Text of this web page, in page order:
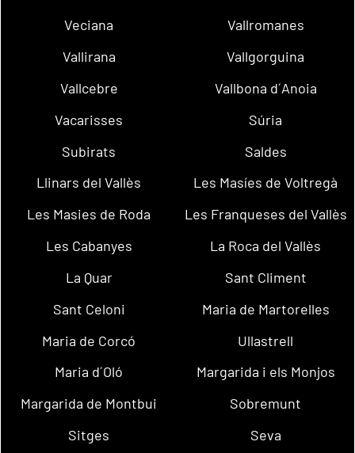
Veciana
Vallromanes
Vallirana
Vallgorguina
Vallcebre
Vallbona d´Anoia
Vacarisses
Súria
Subirats
Saldes
Llinars del Vallès
Les Masíes de Voltregà
Les Masies de Roda
Les Franqueses del Vallès
Les Cabanyes
La Roca del Vallès
La Quar
Sant Climent
Sant Celoni
Maria de Martorelles
Maria de Corcó
Ullastrell
Maria d´Oló
Margarida i els Monjos
Margarida de Montbui
Sobremunt
Sitges
Seva